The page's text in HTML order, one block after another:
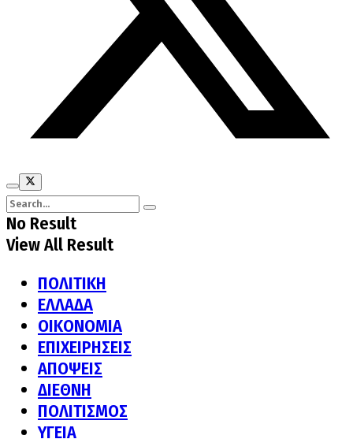
No Result
View All Result
ΠΟΛΙΤΙΚΗ
ΕΛΛΑΔΑ
ΟΙΚΟΝΟΜΙΑ
ΕΠΙΧΕΙΡΗΣΕΙΣ
ΑΠΟΨΕΙΣ
ΔΙΕΘΝΗ
ΠΟΛΙΤΙΣΜΟΣ
ΥΓΕΙΑ